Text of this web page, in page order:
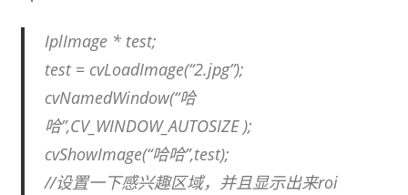
路。
IplImage * test;
test = cvLoadImage(“2.jpg”);
cvNamedWindow(“哈
哈”,CV_WINDOW_AUTOSIZE );
cvShowImage(“哈哈”,test);
//设置一下感兴趣区域，并且显示出来roi